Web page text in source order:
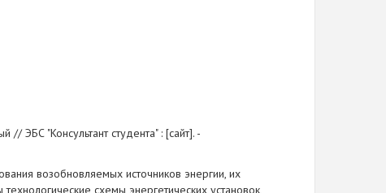
ЭБС "Консультант студента" : [сайт]. -
возобновляемых источников энергии, их
схемы энергетических установок,